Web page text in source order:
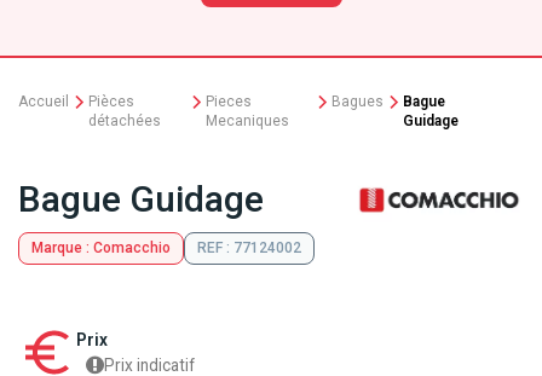
Accueil
Pièces
détachées
Pieces
Mecaniques
Bagues
Bague
Guidage
Bague Guidage
Marque : Comacchio REF : 77124002
Prix
Prix indicatif